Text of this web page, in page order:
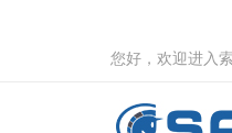
您好，欢迎进入